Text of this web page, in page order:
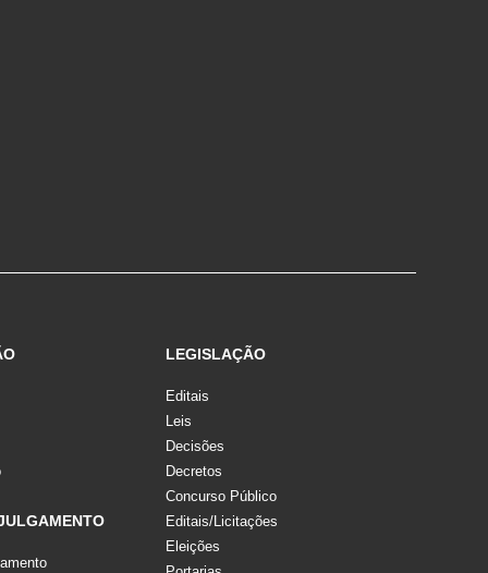
LEGISLAÇÃO
Editais
Leis
Decisões
Decretos
Concurso Público
Editais/Licitações
Eleições